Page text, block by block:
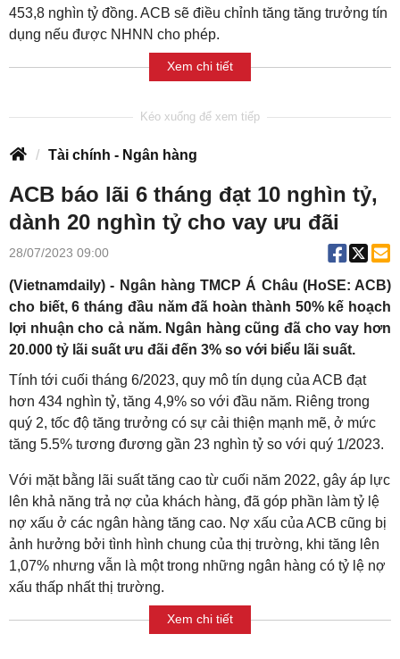
453,8 nghìn tỷ đồng. ACB sẽ điều chỉnh tăng tăng trưởng tín
dụng nếu được NHNN cho phép.
Xem chi tiết
Tài chính - Ngân hàng
ACB báo lãi 6 tháng đạt 10 nghìn tỷ,
dành 20 nghìn tỷ cho vay ưu đãi
28/07/2023 09:00
(Vietnamdaily) - Ngân hàng TMCP Á Châu (HoSE: ACB)
cho biết, 6 tháng đầu năm đã hoàn thành 50% kế hoạch
lợi nhuận cho cả năm. Ngân hàng cũng đã cho vay hơn
20.000 tỷ lãi suất ưu đãi đến 3% so với biểu lãi suất.
Tính tới cuối tháng 6/2023, quy mô tín dụng của ACB đạt
hơn 434 nghìn tỷ, tăng 4,9% so với đầu năm. Riêng trong
quý 2, tốc độ tăng trưởng có sự cải thiện mạnh mẽ, ở mức
tăng 5.5% tương đương gần 23 nghìn tỷ so với quý 1/2023.
Với mặt bằng lãi suất tăng cao từ cuối năm 2022, gây áp lực
lên khả năng trả nợ của khách hàng, đã góp phần làm tỷ lệ
nợ xấu ở các ngân hàng tăng cao. Nợ xấu của ACB cũng bị
ảnh hưởng bởi tình hình chung của thị trường, khi tăng lên
1,07% nhưng vẫn là một trong những ngân hàng có tỷ lệ nợ
xấu thấp nhất thị trường.
Xem chi tiết